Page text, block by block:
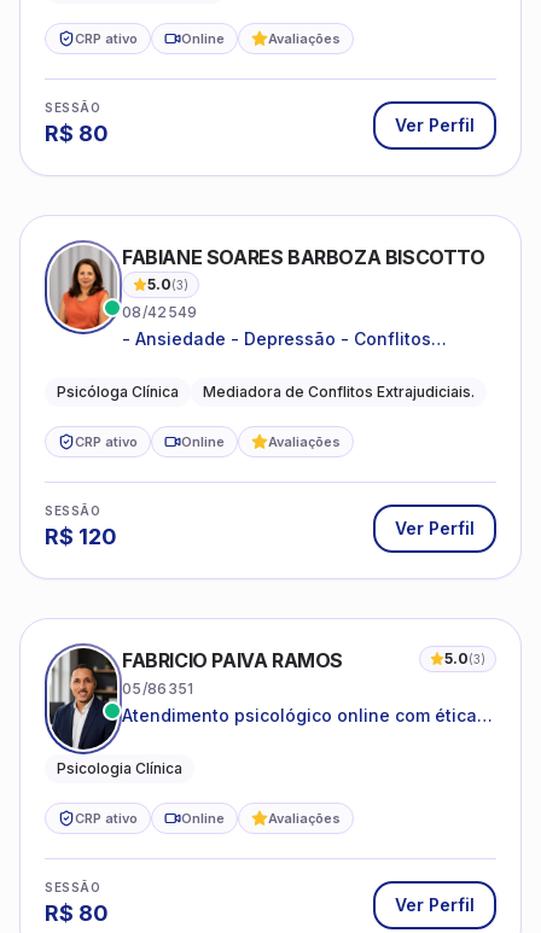
CRP ativo Online Avaliações
SESSÃO
R$ 80 Ver Perfil
FABIANE SOARES BARBOZA BISCOTTO
5.0(3)
08/42549
- Ansiedade - Depressão - Conflitos
relacionamentos - Autoestima -
Psicóloga Clínica Mediadora de Conflitos Extrajudiciais.
CRP ativo Online Avaliações
SESSÃO
R$ 120 Ver Perfil
FABRICIO PAIVA RAMOS 5.0(3)
05/86351
Atendimento psicológico online com ética,
Psicologia Clínica
CRP ativo Online Avaliações
SESSÃO
R$ 80 Ver Perfil